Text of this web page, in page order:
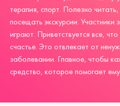
терапия, спорт. Полезно
посещать экскурсии. Участники
играют. Приветствуется все,
счастье. Это отвлекает от
заболевании. Главное, чтобы
средство, которое помогает